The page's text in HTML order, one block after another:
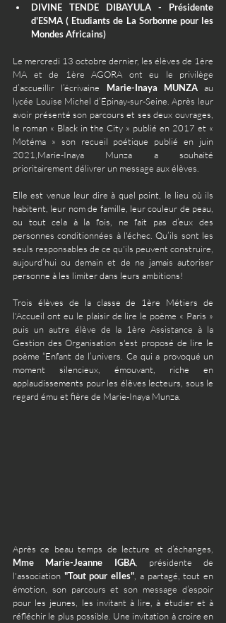
DIVINE TENDE DIBAYULA - Présidente
d'ESMA ( Etudiants de La Sorbonne pour les
Mondes Africains)
Le mercredi 13 octobre dernier, les élèves de 1ère
MA et de 1ère AGORA ont eu le privilège
d’accueillir l’écrivaine Marie-Inaya MUNZA au
lycée Louise Michel d’Épinay-sur-Seine. Après leur
avoir présenté son parcours et ses deux ouvrages,
le roman « Black in the City » publié en 2017 et «
Motéma » son recueil poétique publié en juin
2021,Marie-Inaya Munza a souhaité
prioritairement délivrer un message aux élèves.
Elle est venue leur dire à quel point, le lieu où ils
habitent, leur nom de famille, leur couleur de peau,
ou tout cela à la fois, ne fait pas d’eux des
personnes conditionnées à l'échec. Qu’ils sont les
seuls responsables de ce qu'ils peuvent construire,
aujourd’hui ou demain et de ne jamais autoriser
personne à les limiter dans leurs ambitions!
Trois élèves de la classe de 1ère Métiers de
l'Accueil ont eu le plaisir de lire le poème « Paris »
puis un autre élève de la 1ère Assistance à la
Gestion des Organisation s'est proposé de lire le
poème “Enfant de l’univers. Ce qui a provoqué un
moment silencieux, émouvant, riche en
applaudissements pour les élèves lecteurs, sous le
regard ému et fière de Marie-Inaya Munza.
Mme Marie-Jeanne IGBA, présidente de
l'association "Tout pour elles", a partagé, tout en
émotion, son parcours et son message d’espoir
pour les jeunes, les invitant à lire, à étudier et à
réfléchir le plus possible. Une invitation à croire en